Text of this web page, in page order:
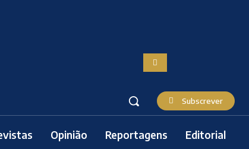
Subscrever
Opinião Reportagens Editorial